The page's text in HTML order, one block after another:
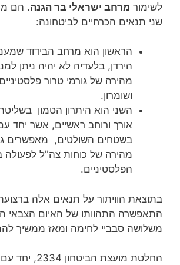
לשימור מרחב ישראלי בר הגנה. הם
שני תנאים הכרחיים לביטחונה:
הראשון הוא מרחב הבידוד
הירדן, בלעדיה לא יהיה ניתן
מהירה של גורמי טרור
ושומרון.
השני הוא היתרון הטמון
אורך ורוחב ראשיים, אשר יחד
בשטחים השולטים, מאפשרים
מהירה של כוחות צה"ל לפעולה
הפלסטיניים.
בתוצאת הוויתור על תנאים אלה
התאפשרה התהוותו של האיום הצבאי
משלושה סבביי לחימה ומאז ממשיך
החלטת מועצת